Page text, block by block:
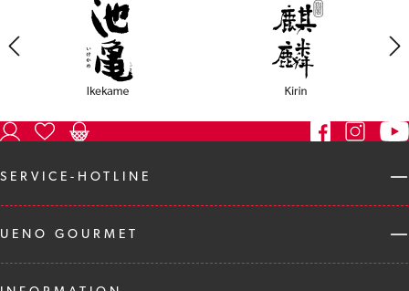
SERVICE-HOTLINE
UENO GOURMET